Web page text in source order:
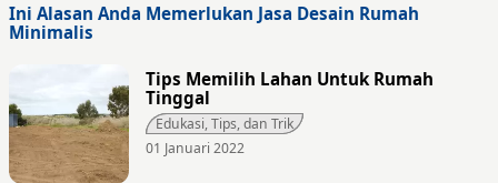
Ini Alasan Anda Memerlukan Jasa Desain Rumah
Minimalis
Tips Memilih Lahan Untuk Rumah
Tinggal
Edukasi, Tips, dan Trik
01 Januari 2022